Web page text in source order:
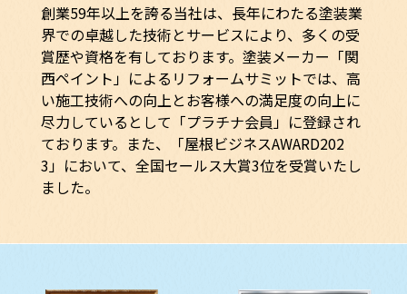
創業59年以上を誇る当社は、長年にわたる塗装業
界での卓越した技術とサービスにより、多くの受
賞歴や資格を有しております。塗装メーカー「関
西ペイント」によるリフォームサミットでは、高
い施工技術への向上とお客様への満足度の向上に
尽力しているとして「プラチナ会員」に登録され
ております。また、「屋根ビジネスAWARD202
3」において、全国セールス大賞3位を受賞いたし
ました。